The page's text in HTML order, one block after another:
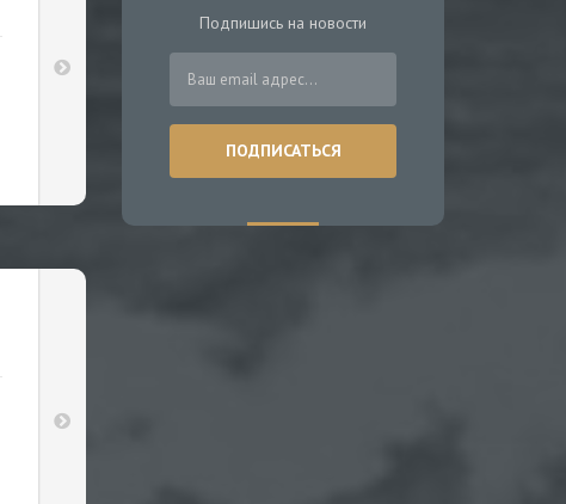
Подпишись на новости